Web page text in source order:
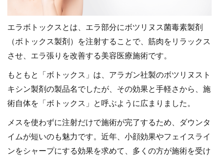
エラボトックスとは、エラ部分にボツリヌス菌毒素製剤
（ボトックス製剤）を注射することで、筋肉をリラックス
させ、エラ張りを改善する美容医療施術です。
もともと「ボトックス」は、アラガン社製のボツリヌスト
キシン製剤の製品名でしたが、その効果と手軽さから、施
術自体を「ボトックス」と呼ぶように広まりました。
メスを使わずに注射だけで施術が完了するため、ダウンタ
イムが短いのも魅力です。近年、小顔効果やフェイスライ
ンをシャープにする効果を求めて、多くの方が施術を受け